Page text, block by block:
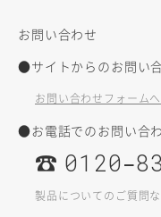
お問い合わせ
●サイトからのお問い
お問い合わせフォームへ
●お電話でのお問い合
☎ 0120–83
製品についてのご質問